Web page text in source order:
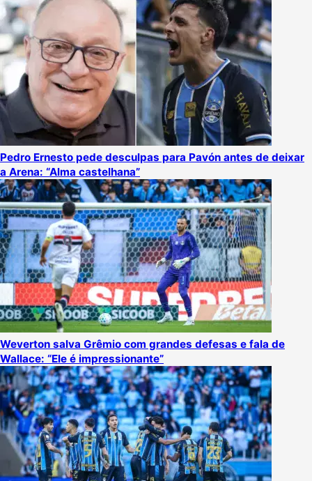
Pedro Ernesto pede desculpas para Pavón antes de deixar
a Arena: “Alma castelhana”
Weverton salva Grêmio com grandes defesas e fala de
Wallace: “Ele é impressionante”